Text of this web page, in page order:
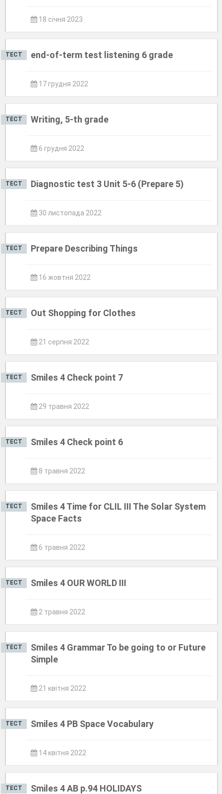
18 січня 2023
ТЕСТ end-of-term test listening 6 grade
17 грудня 2022
ТЕСТ Writing, 5-th grade
6 грудня 2022
ТЕСТ Diagnostic test 3 Unit 5-6 (Prepare 5)
30 листопада 2022
ТЕСТ Prepare Describing Things
16 жовтня 2022
ТЕСТ Out Shopping for Clothes
21 серпня 2022
ТЕСТ Smiles 4 Check point 7
29 травня 2022
ТЕСТ Smiles 4 Check point 6
8 травня 2022
ТЕСТ
Smiles 4 Time for CLIL III The Solar System
Space Facts
6 травня 2022
ТЕСТ Smiles 4 OUR WORLD III
2 травня 2022
ТЕСТ
Smiles 4 Grammar To be going to or Future
Simple
21 квітня 2022
ТЕСТ Smiles 4 PB Space Vocabulary
14 квітня 2022
ТЕСТ Smiles 4 AB p.94 HOLIDAYS